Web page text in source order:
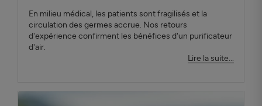
En milieu médical, les patients sont fragilisés et la
circulation des germes accrue. Nos retours
d'expérience confirment les bénéfices d'un purificateur
d'air.
Lire la suite...